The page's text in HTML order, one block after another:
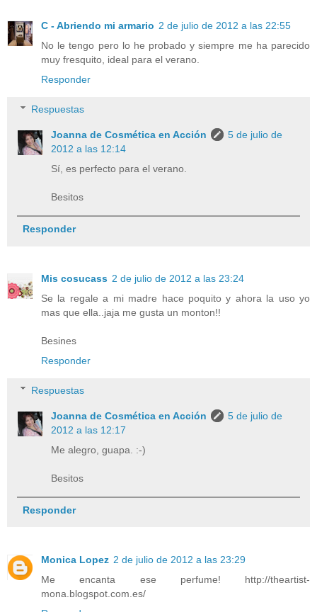
C - Abriendo mi armario 2 de julio de 2012 a las 22:55
No le tengo pero lo he probado y siempre me ha parecido
muy fresquito, ideal para el verano.
Responder
Respuestas
Joanna de Cosmética en Acción
5 de julio de
2012 a las 12:14
Sí, es perfecto para el verano.
Besitos
Responder
Mis cosucass 2 de julio de 2012 a las 23:24
Se la regale a mi madre hace poquito y ahora la uso yo
mas que ella..jaja me gusta un monton!!
Besines
Responder
Respuestas
Joanna de Cosmética en Acción
5 de julio de
2012 a las 12:17
Me alegro, guapa. :-)
Besitos
Responder
Monica Lopez 2 de julio de 2012 a las 23:29
Me encanta ese perfume! http://theartist-
mona.blogspot.com.es/